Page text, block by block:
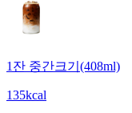
1잔 중간크기(408ml)
135kcal